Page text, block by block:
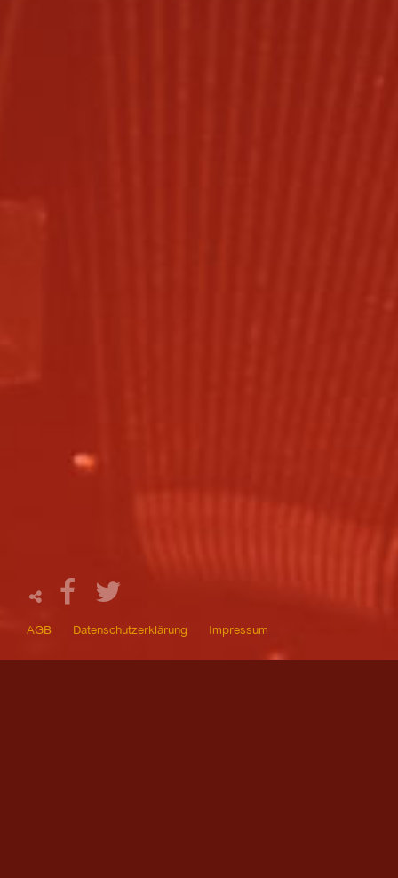
AGB Datenschutzerklärung Impressum